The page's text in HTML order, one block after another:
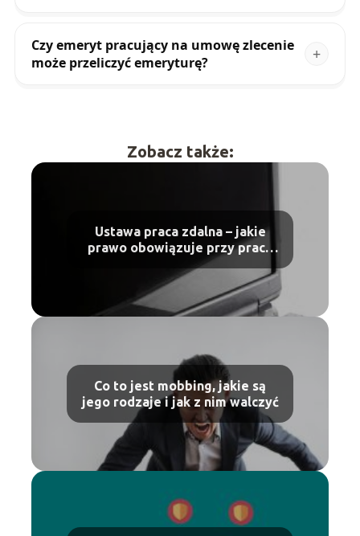
Czy emeryt pracujący na umowę zlecenie
może przeliczyć emeryturę?
Zobacz także:
Ustawa praca zdalna – jakie
prawo obowiązuje przy pracy
zdalnej
Co to jest mobbing, jakie są
jego rodzaje i jak z nim walczyć